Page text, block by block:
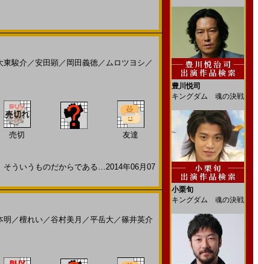
東駿介 ／安田顕／ 岡田義徳／ ムロツヨシ ／
売切 友達
ういうものだからである…2014年06月07
明 ／檀れい／谷村美月 ／平岳大／篠井英介
豊川悦司
キングダム 魂の決戦
小栗旬
キングダム 魂の決戦